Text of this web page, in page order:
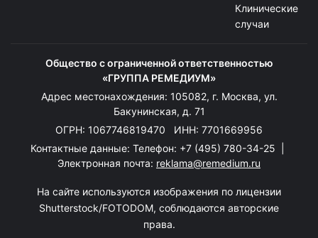
Клинические
случаи
Общество с ограниченной ответственностью
«ГРУППА РЕМЕДИУМ»
Адрес местонахождения: 105082, г. Москва, ул.
Бакунинская, д. 71
ОГРН: 1067746819470 ИНН: 7701669956
Контактные данные: Телефон: +7 (495) 780-34-25
Электронная почта: reklama@remedium.ru
На сайте используются изображения по лицензии
Shutterstock/FOTODOM, соблюдаются авторские
права.